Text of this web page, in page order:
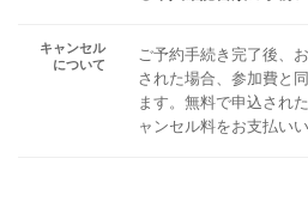
キャンセル
について
ご予約手続き完了後、
された場合、参加費と
ます。無料で申込され
ャンセル料をお支払い